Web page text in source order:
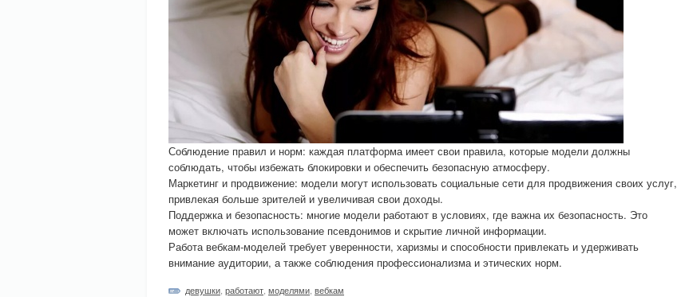
Соблюдение правил и норм: каждая платформа имеет свои правила, которые модели должны
соблюдать, чтобы избежать блокировки и обеспечить безопасную атмосферу.
Маркетинг и продвижение: модели могут использовать социальные сети для продвижения своих услуг,
привлекая больше зрителей и увеличивая свои доходы.
Поддержка и безопасность: многие модели работают в условиях, где важна их безопасность. Это
может включать использование псевдонимов и скрытие личной информации.
Работа вебкам-моделей требует уверенности, харизмы и способности привлекать и удерживать
внимание аудитории, а также соблюдения профессионализма и этических норм.
девушки работают моделями вебкам